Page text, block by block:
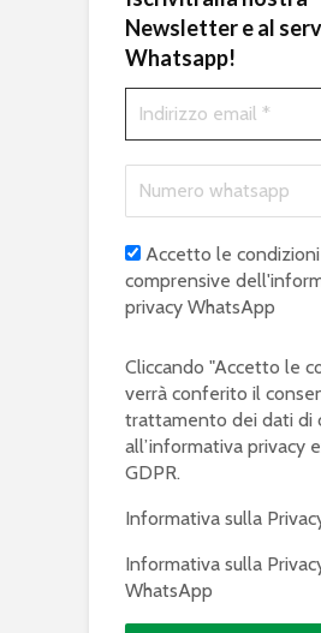
Newsletter e al
Whatsapp!
Accetto le condizioni
comprensive
privacy WhatsApp
Cliccando "Accetto le
verrà conferito il
trattamento dei dati di
all’informativa privacy
GDPR.
Informativa sulla
Informativa sulla
WhatsApp